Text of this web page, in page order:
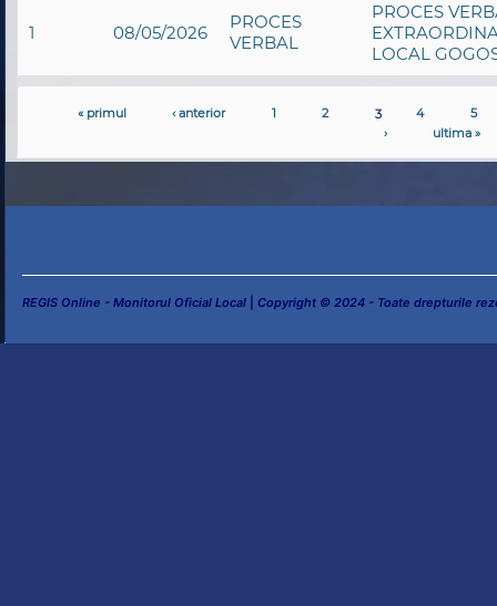
1 08/05/2026
PROCES
VERBAL
PROCES
LOCAL
« primul ‹ anterior 1 2 3 4
5
›
ultima »
REGIS Online - Monitorul Oficial Local Copyright © 2024 - Toate drepturile